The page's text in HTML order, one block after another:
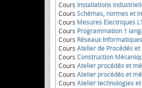
Cours Installations
Cours Schémas, normes et
Cours Mesures Electriques L1
Cours Programmation 1
Cours Réseaux Informatiques
Cours Atelier de Procédés
Cours Construction
Cours Atelier procédés et
Cours Atelier procédés et
Cours Atelier technologies